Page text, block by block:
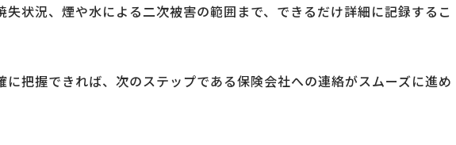
状況、煙や水による二次被害の範囲まで、できるだけ詳細に記録するこ
に把握できれば、次のステップである保険会社への連絡がスムーズに進め